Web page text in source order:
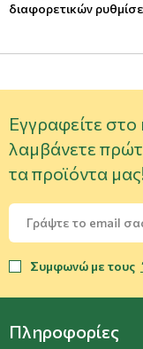
διαφορετικών
Εγγραφείτε
λαμβάνετε
τα προϊόντα
Συμφωνώ με τους
Πληροφορίες